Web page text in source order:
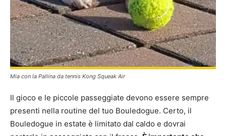
Mia con la Pallina da tennis Kong Squeak Air
Il gioco e le piccole passeggiate devono essere sempre
presenti nella routine del tuo Bouledogue. Certo, il
Bouledogue in estate è limitato dal caldo e dovrai